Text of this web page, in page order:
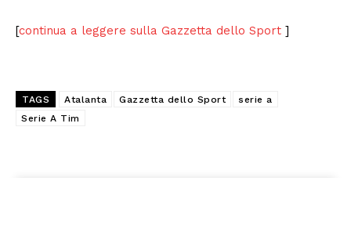
[continua a leggere sulla Gazzetta dello Sport ]
TAGS Atalanta Gazzetta dello Sport
serie a
Serie A Tim